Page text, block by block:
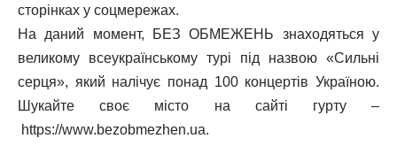
сторінках у соцмережах.
На даний момент, БЕЗ ОБМЕЖЕНЬ знаходяться у
великому всеукраїнському турі під назвою «Сильні
серця», який налічує понад 100 концертів Україною.
Шукайте своє місто на сайті гурту –
https://www.bezobmezhen.ua.